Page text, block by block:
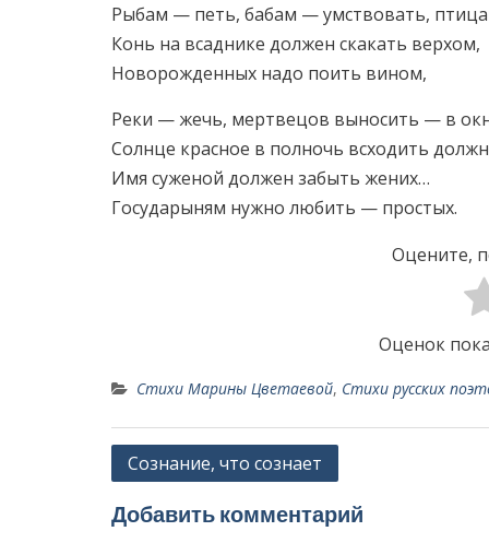
Рыбам — петь, бабам — умствовать,
Конь на всаднике должен скакать верхом,
Новорожденных надо поить вином,
Реки — жечь, мертвецов выносить — в
Солнце красное в полночь всходить
Имя суженой должен забыть жених…
Государыням нужно любить — простых.
Оцените,
Оценок
Стихи Марины Цветаевой, Стихи русских
в
Сознание, что сознает
Добавить комментарий